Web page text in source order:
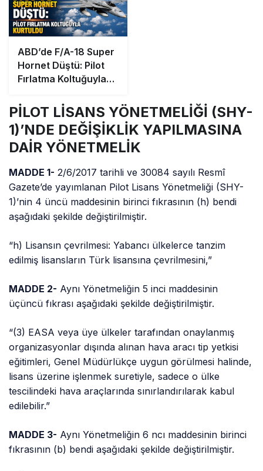
ABD’de F/A-18 Super
Hornet Düştü: Pilot
Fırlatma Koltuğuyla
PİLOT LİSANS YÖNETMELİĞİ (SHY-
1)’NDE DEĞİŞİKLİK YAPILMASINA
DAİR YÖNETMELİK
MADDE 1- 2/6/2017 tarihli ve 30084 sayılı Resmî
Gazete’de yayımlanan Pilot Lisans Yönetmeliği (SHY-
1)’nin 4 üncü maddesinin birinci fıkrasının (h) bendi
aşağıdaki şekilde değiştirilmiştir.
“h) Lisansın çevrilmesi: Yabancı ülkelerce tanzim
edilmiş lisansların Türk lisansına çevrilmesini,”
MADDE 2- Aynı Yönetmeliğin 5 inci maddesinin
üçüncü fıkrası aşağıdaki şekilde değiştirilmiştir.
“(3) EASA veya üye ülkeler tarafından onaylanmış
organizasyonlar dışında alınan hava aracı tip yetkisi
eğitimleri, Genel Müdürlükçe uygun görülmesi halinde,
lisans üzerine işlenmek suretiyle, sadece o ülke
tescilindeki hava araçlarında sınırlandırılarak kabul
edilebilir.”
MADDE 3- Aynı Yönetmeliğin 6 ncı maddesinin birinci
fıkrasının (b) bendi aşağıdaki şekilde değiştirilmiştir.